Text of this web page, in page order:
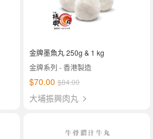
金牌墨魚丸 250g & 1 kg
金牌系列 - 香港製造
$70.00 $84.00
大埔振興肉丸